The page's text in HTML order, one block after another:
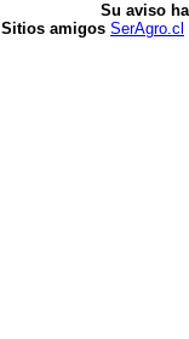
Su aviso
Sitios amigos SerAgro.cl